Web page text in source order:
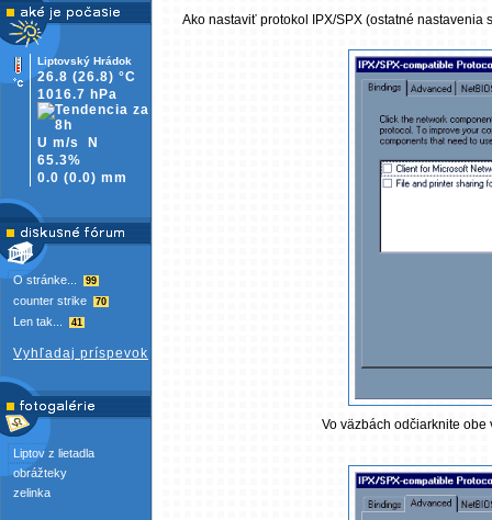
Liptovský Hrádok
26.8 (26.8) °C
1016.7 hPa
U m/s
N
65.3%
0.0 (0.0) mm
O stránke... 99
counter strike 70
Len tak... 41
Vyhľadaj príspevok
Liptov z lietadla
obrážteky
zelinka
Ako nastaviť protokol IPX/SPX (ostatné nastavenia
Vo väzbách odčiarknite